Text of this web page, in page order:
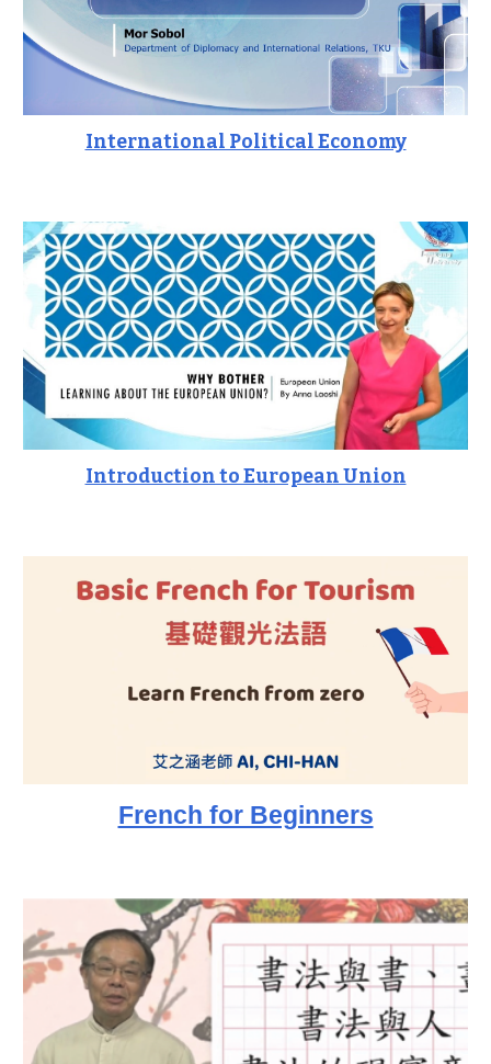
International Political Economy
Introduction to European Union
French for Beginners